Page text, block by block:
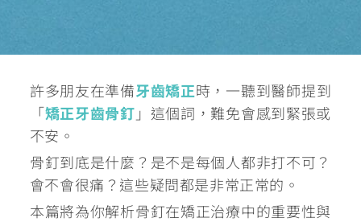
許多朋友在準備牙齒矯正時，一聽到醫師提到
「矯正牙齒骨釘 」這個詞，難免會感到緊張或
不安。
骨釘到底是什麼？是不是每個人都非打不可？
會不會很痛？這些疑問都是非常正常的。
本篇將為你解析骨釘在矯正治療中的重要性與